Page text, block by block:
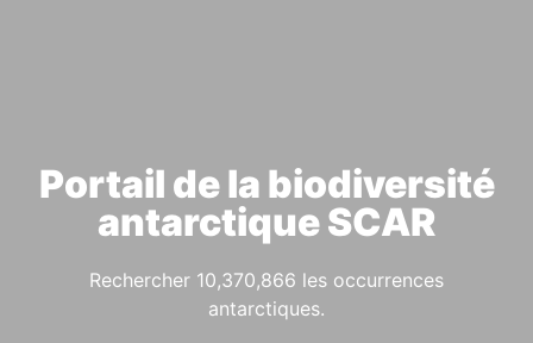
Portail de la biodiversité
antarctique SCAR
Rechercher 10,370,866 les occurrences
antarctiques.